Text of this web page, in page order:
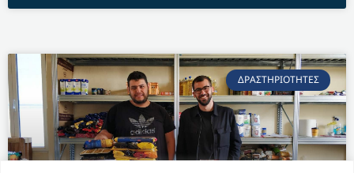
ΔΡΑΣΤΗΡΙΟΤΗΤΕΣ